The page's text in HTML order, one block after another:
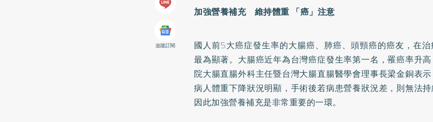
追蹤訂閱
加強營養補充 維持體重 「癌」注意
國人前5大癌症發生率的大腸癌、 肺癌、頭頸癌的癌友，在
最為顯著。大腸癌近年為台灣癌症發生率第一名，罹癌率升
院大腸直腸外科主任暨台灣大腸直腸醫學會理事長梁金銅表
病人體重下降狀況明顯，手術後若病患營養狀況差，則無法持
因此加強營養補充是非常重要的一環。